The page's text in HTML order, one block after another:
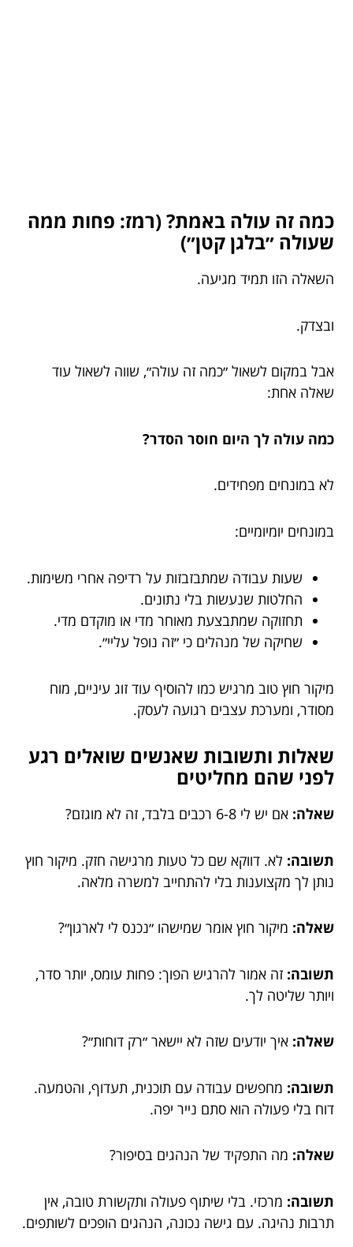
כמה זה עולה באמת? (רמז: פחות ממה
שעולה ״בלגן קטן״)
השאלה הזו תמיד מגיעה.
ובצדק.
אבל במקום לשאול ״כמה זה עולה״, שווה לשאול עוד
שאלה אחת:
כמה עולה לך היום חוסר הסדר?
לא במונחים מפחידים.
במונחים יומיומיים:
שעות עבודה שמתבזבזות על רדיפה אחרי משימות.
החלטות שנעשות בלי נתונים.
תחזוקה שמתבצעת מאוחר מדי או מוקדם מדי.
שחיקה של מנהלים כי ״זה נופל עליי״.
מיקור חוץ טוב מרגיש כמו להוסיף עוד זוג עיניים, מוח
מסודר, ומערכת עצבים רגועה לעסק.
שאלות ותשובות שאנשים שואלים רגע
לפני שהם מחליטים
שאלה: אם יש לי 6-8 רכבים בלבד, זה לא מוגזם?
תשובה: לא. דווקא שם כל טעות מרגישה חזק. מיקור חוץ
נותן לך מקצוענות בלי להתחייב למשרה מלאה.
שאלה: מיקור חוץ אומר שמישהו ״נכנס לי לארגון״?
תשובה: זה אמור להרגיש הפוך: פחות עומס, יותר סדר,
ויותר שליטה לך.
שאלה: איך יודעים שזה לא יישאר ״רק דוחות״?
תשובה: מחפשים עבודה עם תוכנית, תעדוף, והטמעה.
דוח בלי פעולה הוא סתם נייר יפה.
שאלה: מה התפקיד של הנהגים בסיפור?
תשובה: מרכזי. בלי שיתוף פעולה ותקשורת טובה, אין
תרבות נהיגה. עם גישה נכונה, הנהגים הופכים לשותפים.